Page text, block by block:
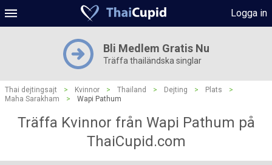
Logga in
Bli Medlem Gratis Nu
Träffa thailändska singlar
Thai dejtingsajt > Kvinnor > Thailand > Dejting > Plats
>
Maha Sarakham
> Wapi Pathum
Träffa Kvinnor från Wapi Pathum på
ThaiCupid.com